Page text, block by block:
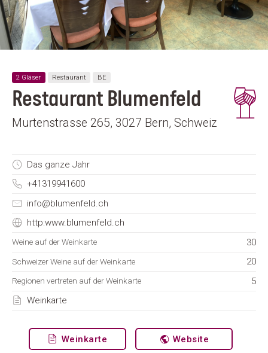
2 Gläser Restaurant BE
Restaurant Blumenfeld
Murtenstrasse 265, 3027 Bern, Schweiz
Das ganze Jahr
+41319941600
info@blumenfeld.ch
http:www.blumenfeld.ch
Weine auf der Weinkarte 30
Schweizer Weine auf der Weinkarte 20
Regionen vertreten auf der Weinkarte
5
Weinkarte
Weinkarte Website